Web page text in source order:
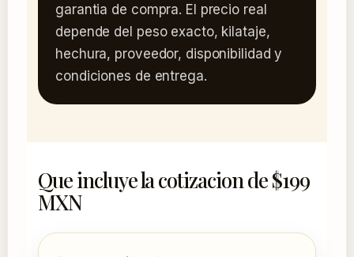
garantia de compra. El precio real
depende del peso exacto, kilataje,
hechura, proveedor, disponibilidad y
condiciones de entrega.
Que incluye la cotizacion de $199
MXN